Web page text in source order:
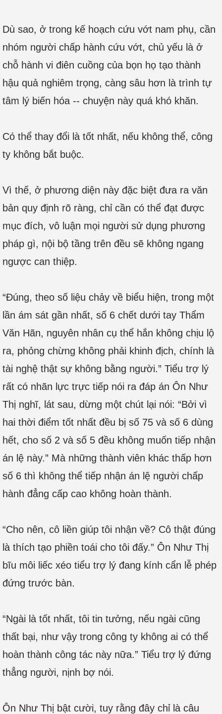
Dù sao, ở trong kế hoạch cứu vớt nam phụ, cần
nhóm người chấp hành cứu vớt, chủ yếu là ở
chỗ hành vi điên cuồng của bọn họ tạo thành
hậu quả nghiêm trọng, càng sâu hơn là trình tự
tâm lý biến hóa -- chuyện này quá khó khăn.
Có thể thay đổi là tốt nhất, nếu không thể, công
ty không bắt buộc.
Vì thế, ở phương diện này đặc biệt đưa ra văn
bản quy định rõ ràng, chỉ cần có thể đạt được
mục đích, vô luận mọi người sử dụng phương
pháp gì, nội bộ tầng trên đều sẽ không ngang
ngược can thiệp.
“Đúng, theo số liệu chảy về biểu hiện, trong một
lần ám sát gần nhất, số 6 chết dưới tay Thẩm
Văn Hãn, nguyên nhân cụ thể hắn không chịu lộ
ra, phỏng chừng không phải khinh địch, chính là
tài nghệ thật sự không bằng người.” Tiểu trợ lý
rất có nhãn lực trực tiếp nói ra đáp án Ôn Như
Thị nghĩ, lát sau, dừng một chút lại nói: “Bởi vì
hai thời điểm tốt nhất đều bị số 75 và số 6 dùng
hết, cho số 2 và số 5 đều không muốn tiếp nhận
án lệ này.” Mà những thành viên khác thấp hơn
số 6 thì không thể tiếp nhận án lệ người chấp
hành đẳng cấp cao không hoàn thành.
“Cho nên, cô liền giúp tôi nhận về? Cô thật đúng
là thích tạo phiền toái cho tôi đấy.” Ôn Như Thị
bĩu môi liếc xéo tiểu trợ lý đang kính cẩn lễ phép
đứng trước bàn.
“Ngài là tốt nhất, tôi tin tưởng, nếu ngài cũng
thất bại, như vậy trong công ty không ai có thể
hoàn thành công tác này nữa.” Tiểu trợ lý đứng
thẳng người, nịnh bợ nói.
Ôn Như Thị bật cười, tuy rằng đây chỉ là câu